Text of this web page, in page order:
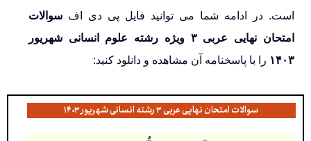
است. در ادامه شما می توانید فایل پی دی اف سوالات
امتحان نهایی عربی ۳ ویژه رشته علوم انسانی شهریور
۱۴۰۳ را با پاسخنامه آن مشاهده و دانلود کنید:
سوالات امتحان نهایی عربی ۳ رشته انسانی شهریور ۱۴۰۳